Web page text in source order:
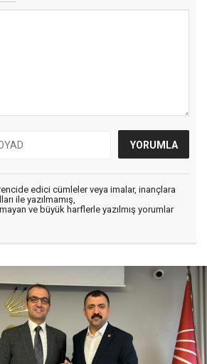
edici cümleler veya imalar, inançlara
ile yazılmamış,
ve büyük harflerle yazılmış yorumlar